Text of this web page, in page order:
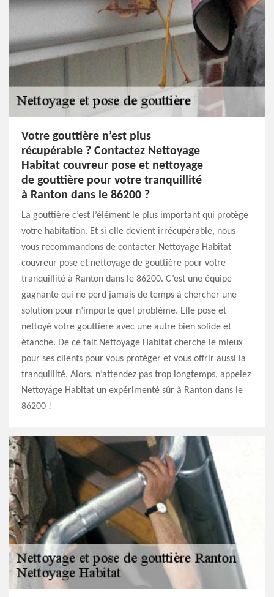
Votre gouttière n’est plus
récupérable ? Contactez Nettoyage
Habitat couvreur pose et nettoyage
de gouttière pour votre tranquillité
à Ranton dans le 86200 ?
La gouttière c’est l’élément le plus important qui protège
votre habitation. Et si elle devient irrécupérable, nous
vous recommandons de contacter Nettoyage Habitat
couvreur pose et nettoyage de gouttière pour votre
tranquillité à Ranton dans le 86200. C’est une équipe
gagnante qui ne perd jamais de temps à chercher une
solution pour n’importe quel problème. Elle pose et
nettoyé votre gouttière avec une autre bien solide et
étanche. De ce fait Nettoyage Habitat cherche le mieux
pour ses clients pour vous protéger et vous offrir aussi la
tranquillité. Alors, n’attendez pas trop longtemps, appelez
Nettoyage Habitat un expérimenté sûr à Ranton dans le
86200 !